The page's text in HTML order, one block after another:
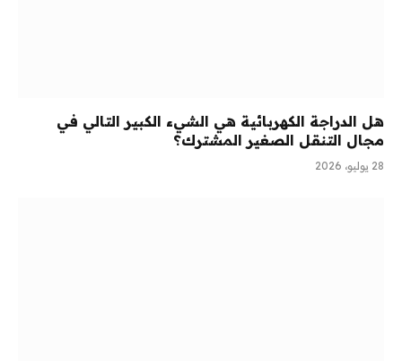
هل الدراجة الكهربائية هي الشيء الكبير التالي في
مجال التنقل الصغير المشترك؟
28 يوليو، 2026